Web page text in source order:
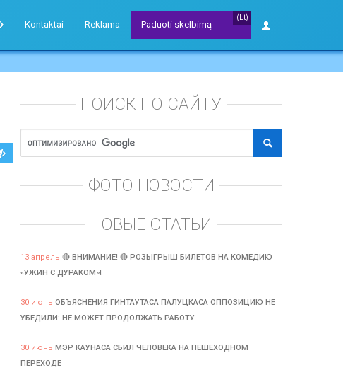
Kontaktai Reklama
(Lt)
Paduoti skelbimą
ПОИСК ПО САЙТУ
ФОТО НОВОСТИ
НОВЫЕ СТАТЬИ
13 апрель 🔴 ВНИМАНИЕ! 🔴 РОЗЫГРЫШ БИЛЕТОВ НА КОМЕДИЮ
«УЖИН С ДУРАКОМ»!
30 июнь ОБЪЯСНЕНИЯ ГИНТАУТАСА ПАЛУЦКАСА ОППОЗИЦИЮ НЕ
УБЕДИЛИ: НЕ МОЖЕТ ПРОДОЛЖАТЬ РАБОТУ
30 июнь МЭР КАУНАСА СБИЛ ЧЕЛОВЕКА НА ПЕШЕХОДНОМ
ПЕРЕХОДЕ